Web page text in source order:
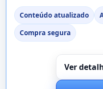
Conteúdo atualizado
Compra segura
Ver